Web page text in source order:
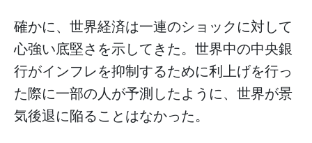
確かに、世界経済は一連のショックに対して
心強い底堅さを示してきた。世界中の中央銀
行がインフレを抑制するために利上げを行っ
た際に一部の人が予測したように、世界が景
気後退に陥ることはなかった。